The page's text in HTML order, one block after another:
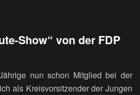
Show“ von der FDP
nun schon Mitglied bei der
als Kreisvorsitzender der Jungen